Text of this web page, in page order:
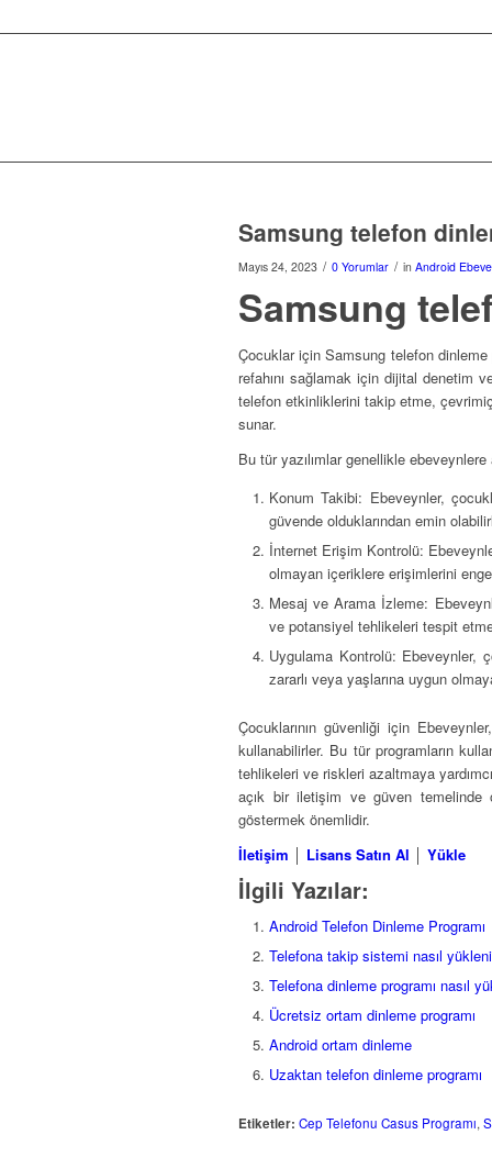
Samsung telefon
Mayıs 24, 2023 / 0 Yorumlar / in Android
Samsung
Çocuklar için Samsung telefon dinleme
refahını sağlamak için dijital denetim
telefon etkinliklerini takip etme,
sunar.
Bu tür yazılımlar genellikle
Konum Takibi: Ebeveynler,
güvende olduklarından emin
İnternet Erişim Kontrolü:
olmayan içeriklere erişimlerini
Mesaj ve Arama İzleme:
ve potansiyel tehlikeleri tespit
Uygulama Kontrolü: Ebeveynler,
zararlı veya yaşlarına uygun
Çocuklarının güvenliği için
kullanabilirler. Bu tür programların
tehlikeleri ve riskleri azaltmaya
açık bir iletişim ve güven temelinde
göstermek önemlidir.
İletişim │ Lisans Satın Al │ Yükle
İlgili Yazılar:
Android Telefon Dinleme Programı
Telefona takip sistemi nasıl
Telefona dinleme programı nasıl
Ücretsiz ortam dinleme programı
Android ortam dinleme
Uzaktan telefon dinleme programı
Etiketler: Cep Telefonu Casus Programı,